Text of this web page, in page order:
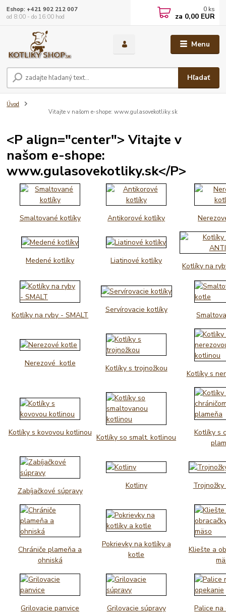
Menu
Hľadať
Eshop: +421 902 212 007
od 8:00 - do 16:00 hod
0 ks
za 0,00 EUR
Úvod
Vitajte v našom e-shope: www.gulasovekotliky.sk
<P align="center"> Vitajte v
našom e-shope:
www.gulasovekotliky.sk</P>
Smaltované kotlíky Antikorové kotlíky
Medené kotlíky Liatinové kotlíky
Kotlíky na
Kotlíky na ryby - SMALT
Servírovacie kotlíky
Nerezové kotle
Kotlíky s trojnožkou
Kotlíky s
Kotlíky s kovovou kotlinou
Kotlíky so smalt. kotlinou
Kotlíky s
Zabíjačkové súpravy
Kotliny
Chrániče plameňa a
ohniská
Pokrievky na kotlíky a
kotle
Kliešte a
Grilovacie panvice Grilovacie súpravy Palice na